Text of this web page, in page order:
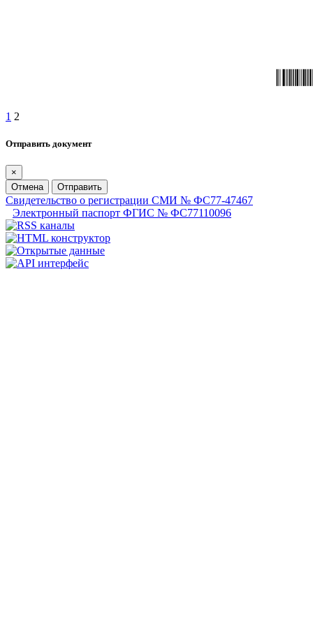
1 2
Отправить документ
×
Отмена
Отправить
Свидетельство о регистрации СМИ № ФС77-47467
Электронный паспорт ФГИС № ФС77110096